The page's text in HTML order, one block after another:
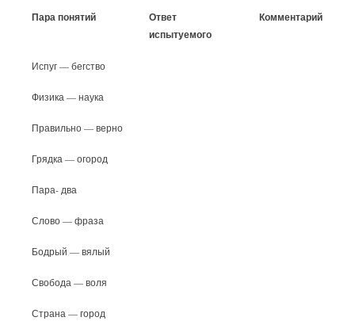
Пара понятий
Ответ
испытуемого
Комментарий
Испуг — бегство
Физика — наука
Правильно — верно
Грядка — огород
Пара- два
Слово — фраза
Бодрый — вялый
Свобода — воля
Страна — город